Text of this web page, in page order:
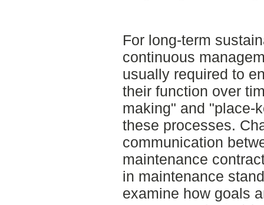
For long-term
continuous
usually required to
their function over
making" and "place-
these processes.
communication
maintenance
in maintenance
examine how goals